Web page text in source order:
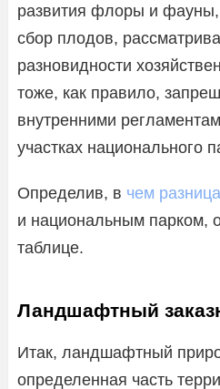
развития флоры и фауны,
сбор плодов,
разновидности
тоже, как правило,
внутренними
участках национального
Определив, в чем
и национальным парком,
таблице.
Ландшафтный
Итак, ландшафтный
определенная часть